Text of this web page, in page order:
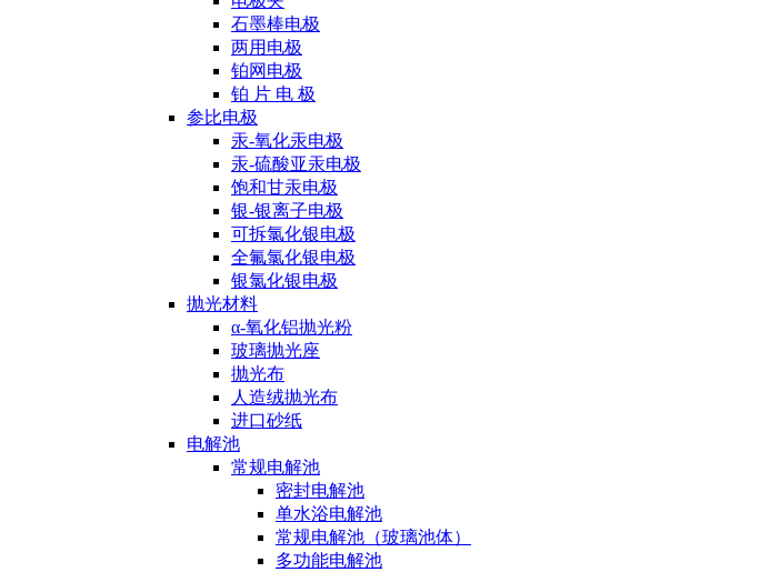
石墨棒电极
两用电极
铂网电极
铂 片 电 极
参比电极
汞-氧化汞电极
汞-硫酸亚汞电极
饱和甘汞电极
银-银离子电极
可拆氯化银电极
全氟氯化银电极
银氯化银电极
抛光材料
α-氧化铝抛光粉
玻璃抛光座
抛光布
人造绒抛光布
进口砂纸
电解池
常规电解池
密封电解池
单水浴电解池
常规电解池（玻璃池体）
多功能电解池